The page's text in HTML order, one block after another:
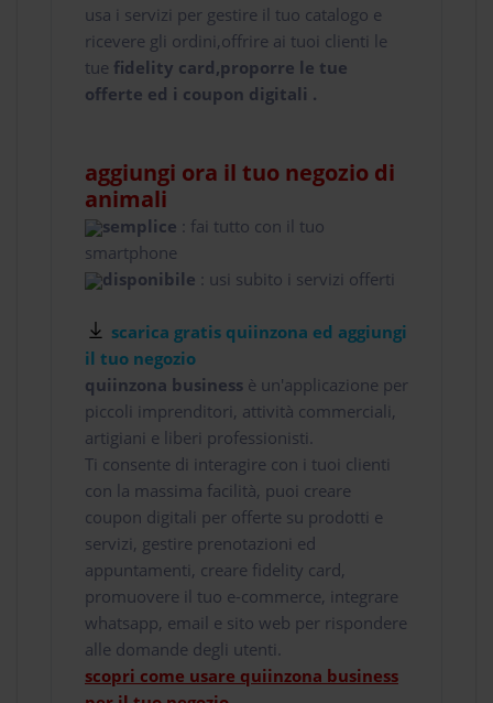
usa i servizi per gestire il tuo catalogo e
ricevere gli ordini,offrire ai tuoi clienti le
tue fidelity card,proporre le tue
offerte ed i coupon digitali .
aggiungi ora il tuo negozio di
animali
semplice : fai tutto con il tuo
smartphone
disponibile : usi subito i servizi offerti
scarica gratis quiinzona ed aggiungi
il tuo negozio
quiinzona business è un'applicazione per
piccoli imprenditori, attività commerciali,
artigiani e liberi professionisti.
Ti consente di interagire con i tuoi clienti
con la massima facilità, puoi creare
coupon digitali per offerte su prodotti e
servizi, gestire prenotazioni ed
appuntamenti, creare fidelity card,
promuovere il tuo e-commerce, integrare
whatsapp, email e sito web per rispondere
alle domande degli utenti.
scopri come usare quiinzona business